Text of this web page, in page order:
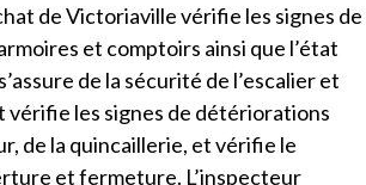
de Victoriaville vérifie les signes de
et comptoirs ainsi que l’état
de la sécurité de l’escalier et
vérifie les signes de détériorations
de la quincaillerie, et vérifie le
et fermeture. L’inspecteur